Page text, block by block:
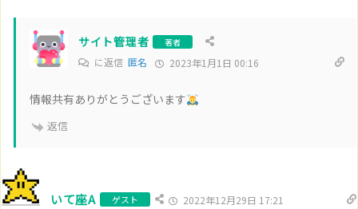
サイト管理者 著者
に返信 匿名 2023年1月1日 00:16
情報共有ありがとうございます
返信
いて座A ゲスト 2022年12月29日 17:21